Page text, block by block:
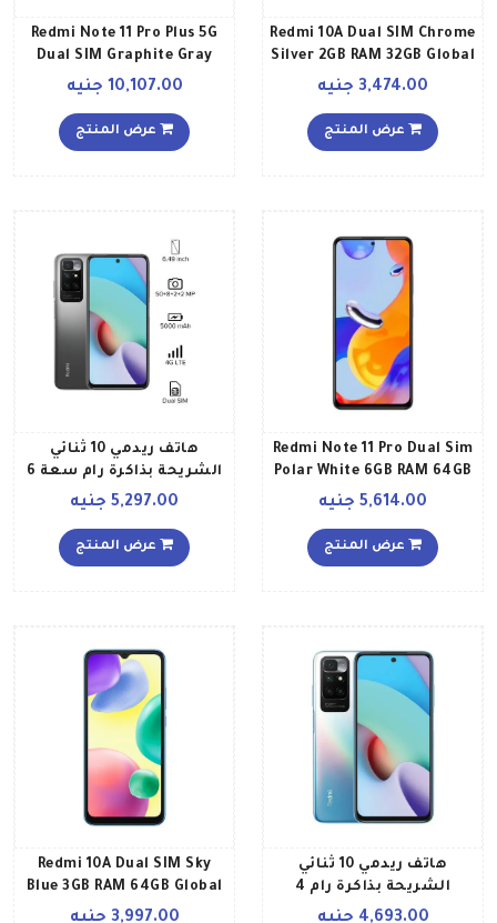
Redmi 10A Dual SIM Chrome
Silver 2GB RAM 32GB Global
Version
3,474.00 جنيه
عرض المنتج
Redmi Note 11 Pro Plus 5G
Dual SIM Graphite Gray
8GB RAM 256GB Global
10,107.00 جنيه
عرض المنتج
Redmi Note 11 Pro Dual Sim
Polar White 6GB RAM 64GB
4G LTE Global Version
5,614.00 جنيه
عرض المنتج
هاتف ريدمي 10 ثنائي
الشريحة بذاكرة رام سعة 6
جيجابايت وذاكرة داخلية
تقنية 4G LTE إصدار عالمي،
لون رمادي كربون
5,297.00 جنيه
عرض المنتج
هاتف ريدمي 10 ثنائي
الشريحة بذاكرة رام 4
4,693.00 جنيه
Redmi 10A Dual SIM Sky
Blue 3GB RAM 64GB Global
Version
3,997.00 جنيه